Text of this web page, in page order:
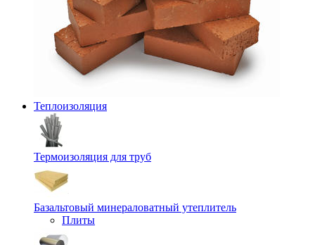
Теплоизоляция
Термоизоляция для труб
Базальтовый минераловатный утеплитель
Плиты